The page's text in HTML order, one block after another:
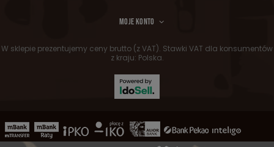
MOJE KONTO
W sklepie prezentujemy ceny brutto (z VAT). Stawki VAT dla konsumentów
z kraju: Polska.